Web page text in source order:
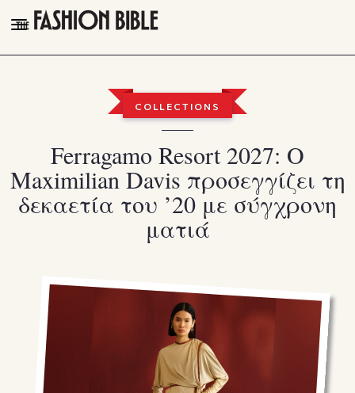
THE FASHION BIBLE
TALK OF THE TOWN
PLEASURES
VIDEOS
Instagram
Youtube
TikTok
X(Twitter)
COLLECTIONS
Ferragamo Resort 2027: Ο
Maximilian Davis προσεγγίζει τη
δεκαετία του ’20 με σύγχρονη
ματιά